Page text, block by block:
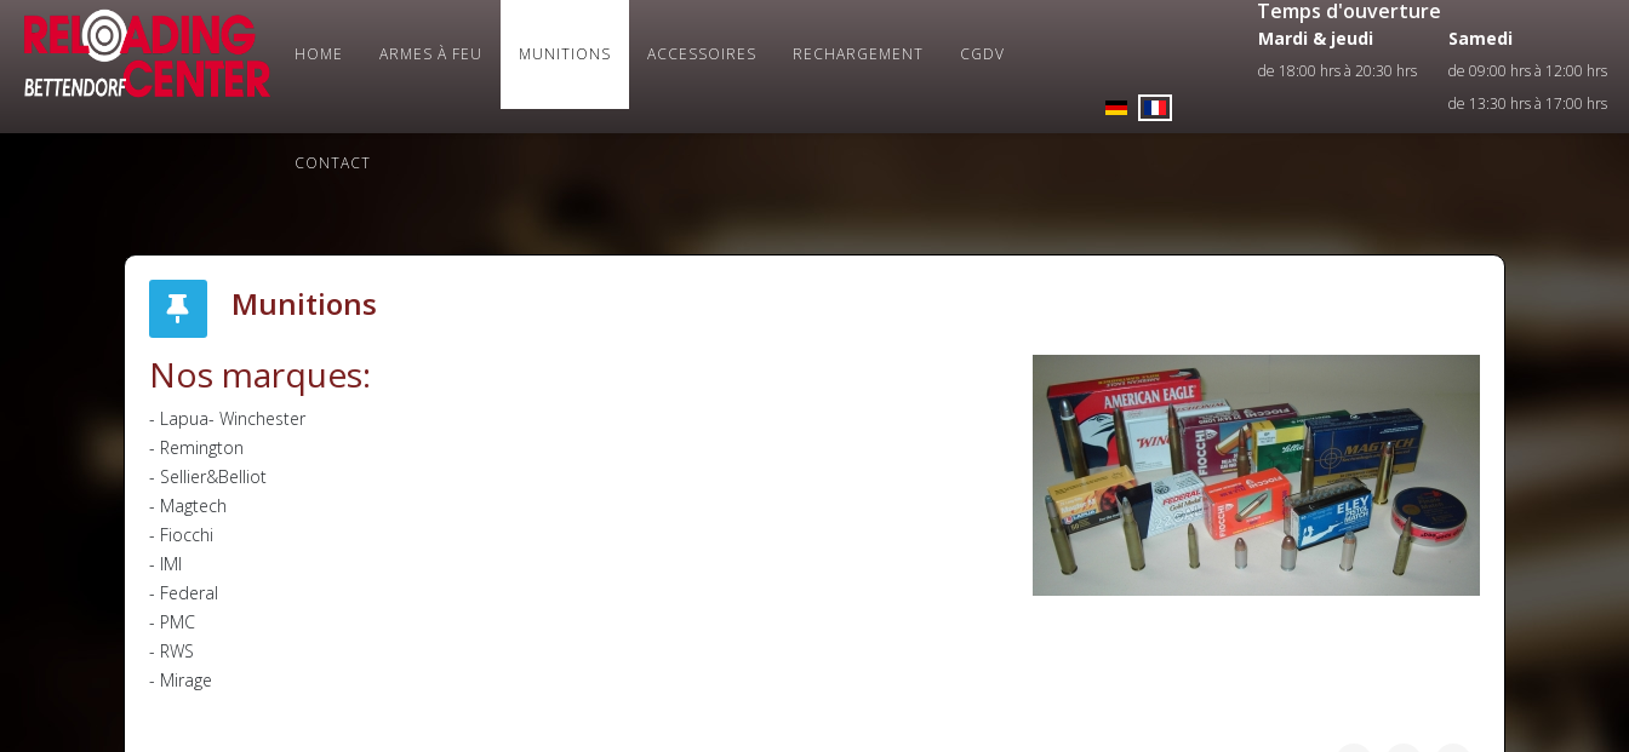
HOME ARMES À FEU MUNITIONS ACCESSOIRES RECHARGEMENT CGDV
CONTACT
Select your language
Temps d'ouverture
Mardi & jeudi Samedi
de 18:00 hrs à 20:30 hrs
de 09:00 hrs à 12:00 hrs
de 13:30 hrs à 17:00 hrs
Munitions
Nos marques:
- Lapua- Winchester
- Remington
- Sellier&Belliot
- Magtech
- Fiocchi
- IMI
- Federal
- PMC
- RWS
- Mirage